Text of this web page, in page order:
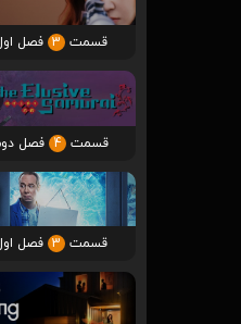
قسمت 3 فصل
قسمت 4 فصل
قسمت 3 فصل